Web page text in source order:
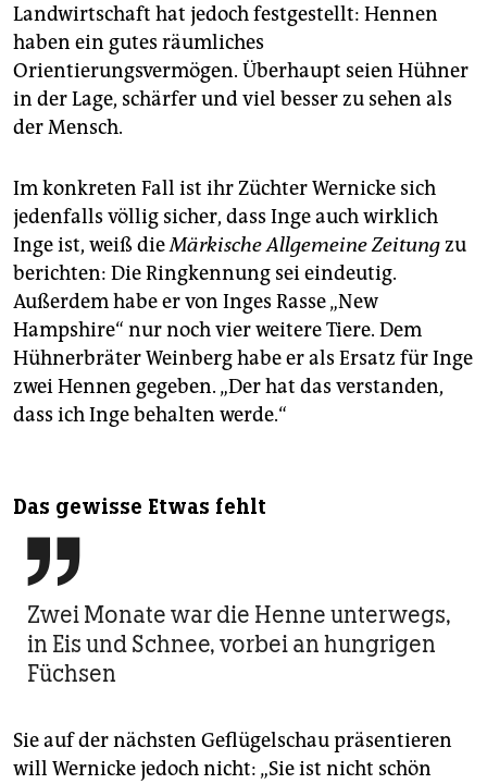
Landwirtschaft hat jedoch festgestellt: Hennen
haben ein gutes räumliches
Orientierungsvermögen. Überhaupt seien Hühner
in der Lage, schärfer und viel besser zu sehen als
der Mensch.
Im konkreten Fall ist ihr Züchter Wernicke sich
jedenfalls völlig sicher, dass Inge auch wirklich
Inge ist, weiß dieMärkische Allgemeine Zeitungzu
berichten: Die Ringkennung sei eindeutig.
Außerdem habe er von Inges Rasse „New
Hampshire“ nur noch vier weitere Tiere. Dem
Hühnerbräter Weinberg habe er als Ersatz für Inge
zwei Hennen gegeben. „Der hat das verstanden,
dass ich Inge behalten werde.“
Das gewisse Etwas fehlt

Zwei Monate war die Henne unterwegs,
in Eis und Schnee, vorbei an hungrigen
Füchsen
Sie auf der nächsten Geflügelschau präsentieren
will Wernicke jedoch nicht: „Sie ist nicht schön